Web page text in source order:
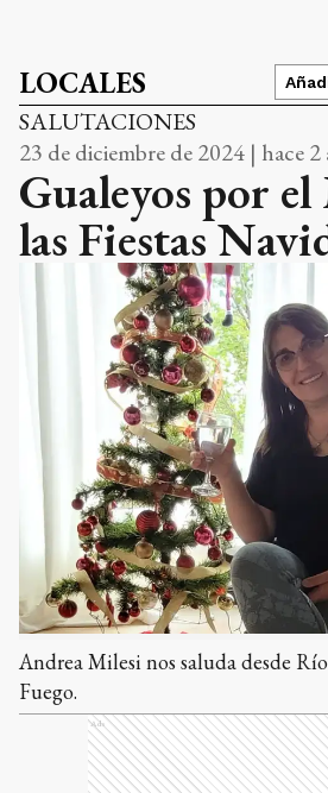
LOCALES
SALUTACIONES
23 de diciembre de 2024 | hace 2
Gualeyos por
las Fiestas
Andrea Milesi nos saluda desde
Fuego.
Ads